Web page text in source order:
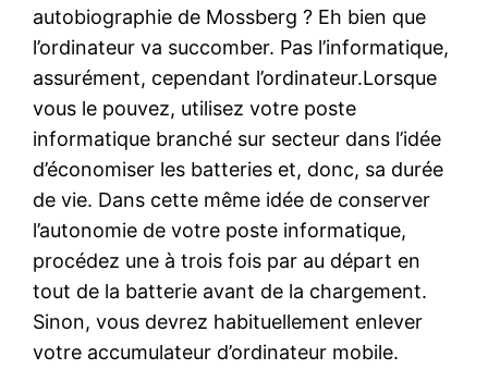
autobiographie de Mossberg ? Eh bien que
l’ordinateur va succomber. Pas l’informatique,
assurément, cependant l’ordinateur.Lorsque
vous le pouvez, utilisez votre poste
informatique branché sur secteur dans l’idée
d’économiser les batteries et, donc, sa durée
de vie. Dans cette même idée de conserver
l’autonomie de votre poste informatique,
procédez une à trois fois par au départ en
tout de la batterie avant de la chargement.
Sinon, vous devrez habituellement enlever
votre accumulateur d’ordinateur mobile.